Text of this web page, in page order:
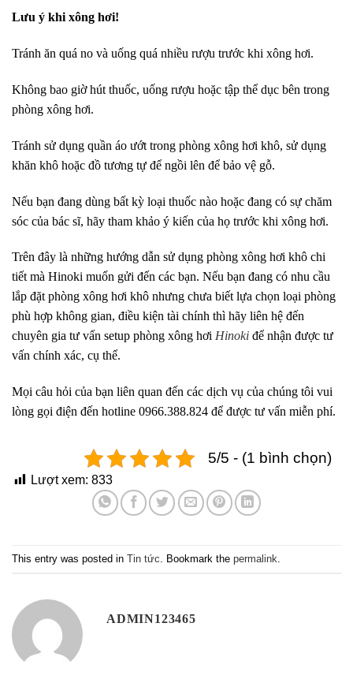
Lưu ý khi xông hơi!
Tránh ăn quá no và uống quá nhiều rượu trước khi xông hơi.
Không bao giờ hút thuốc, uống rượu hoặc tập thể dục bên trong
phòng xông hơi.
Tránh sử dụng quần áo ướt trong phòng xông hơi khô, sử dụng
khăn khô hoặc đồ tương tự để ngồi lên để bảo vệ gỗ.
Nếu bạn đang dùng bất kỳ loại thuốc nào hoặc đang có sự chăm
sóc của bác sĩ, hãy tham khảo ý kiến của họ trước khi xông hơi.
Trên đây là những hướng dẫn sử dụng phòng xông hơi khô chi
tiết mà Hinoki muốn gửi đến các bạn. Nếu bạn đang có nhu cầu
lắp đặt phòng xông hơi khô nhưng chưa biết lựa chọn loại phòng
phù hợp không gian, điều kiện tài chính thì hãy liên hệ đến
chuyên gia tư vấn setup phòng xông hơi Hinoki để nhận được tư
vấn chính xác, cụ thể.
Mọi câu hỏi của bạn liên quan đến các dịch vụ của chúng tôi vui
lòng gọi điện đến hotline 0966.388.824 để được tư vấn miễn phí.
5/5 - (1 bình chọn)
Lượt xem: 833
This entry was posted in Tin tức . Bookmark the permalink
ADMIN123465